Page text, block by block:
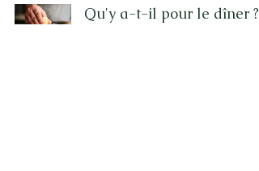
Qu'y a-t-il pour le dîner ?